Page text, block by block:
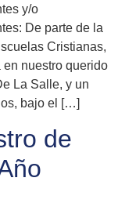
y/o
De parte de la
Cristianas,
nuestro querido
La Salle, y un
bajo el […]
de